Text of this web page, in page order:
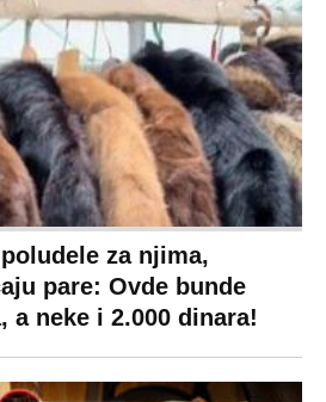
Pratite nas na:
2026. Sva prava zadržana. Mondo inc.